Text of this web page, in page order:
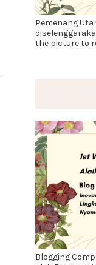
Pemenang
the picture to
Blogging